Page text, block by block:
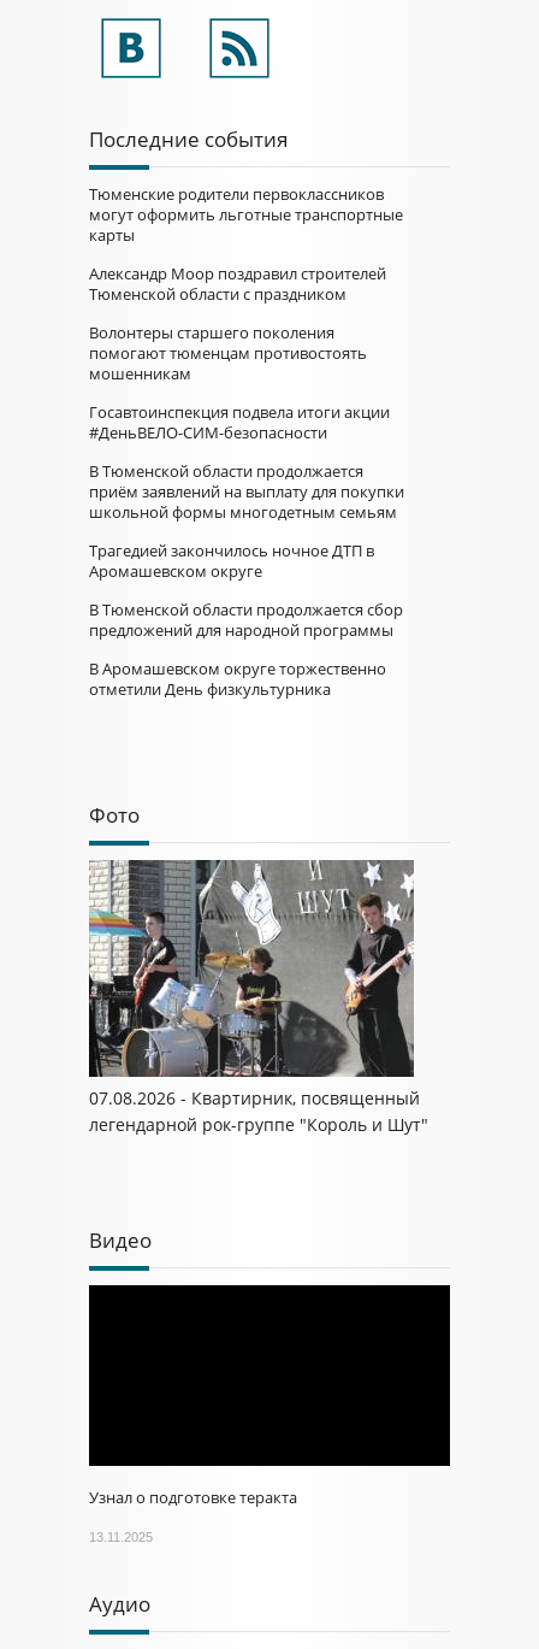
Последние события
Тюменские родители первоклассников
могут оформить льготные транспортные
карты
Александр Моор поздравил строителей
Тюменской области с праздником
Волонтеры старшего поколения
помогают тюменцам противостоять
мошенникам
Госавтоинспекция подвела итоги акции
#ДеньВЕЛО-СИМ-безопасности
В Тюменской области продолжается
приём заявлений на выплату для покупки
школьной формы многодетным семьям
Трагедией закончилось ночное ДТП в
Аромашевском округе
В Тюменской области продолжается сбор
предложений для народной программы
В Аромашевском округе торжественно
отметили День физкультурника
Фото
07.08.2026 - Квартирник, посвященный
легендарной рок-группе "Король и Шут"
Видео
Узнал о подготовке теракта
13.11.2025
Аудио